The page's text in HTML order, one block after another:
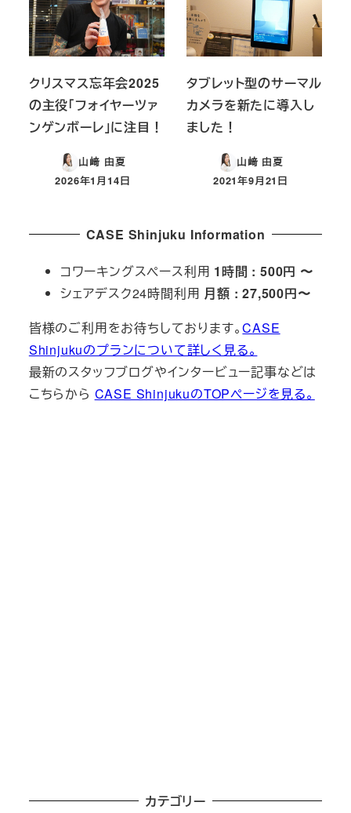
クリスマス忘年会2025
の主役「フォイヤーツァ
ンゲンボーレ」に注目！
山﨑 由夏
投稿日
2026年1月14日
タブレット型のサーマル
カメラを新たに導入し
ました！
山﨑 由夏
投稿日
2021年9月21日
CASE Shinjuku Information
コワーキングスペース利用 1時間 : 500円 〜
シェアデスク24時間利用 月額 : 27,500円〜
皆様のご利用をお待ちしております。CASE
Shinjukuのプランについて詳しく見る。
最新のスタッフブログやインタービュー記事などは
こちらから CASE ShinjukuのTOPページを見る。
カテゴリー